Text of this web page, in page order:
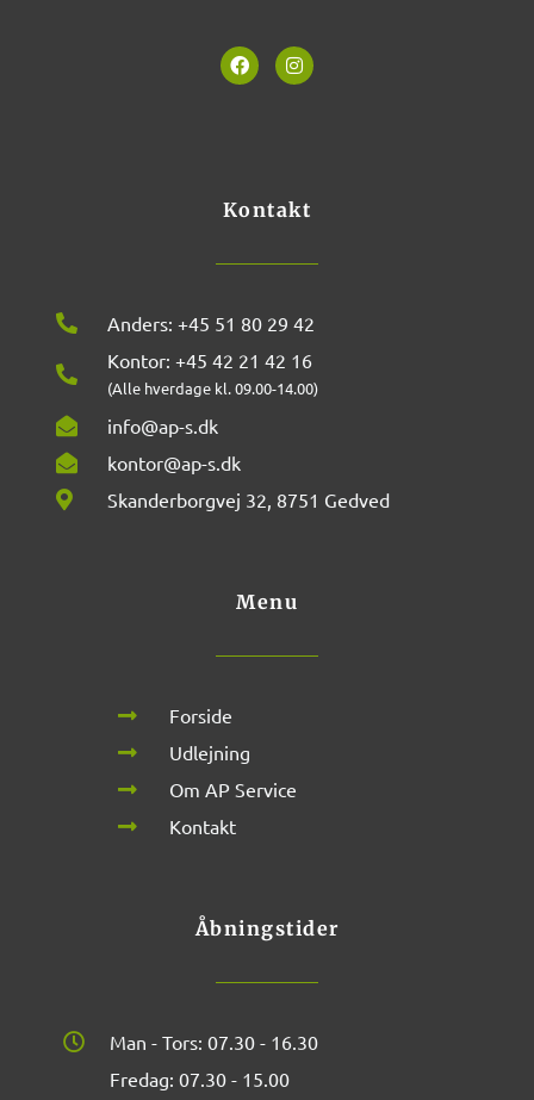
F
a
c
I
n
s
m
Kontakt
Anders: +45 51 80 29 42
Kontor: +45 42 21 42 16
(Alle hverdage kl. 09.00-14.00)
info@ap-s.dk
kontor@ap-s.dk
Skanderborgvej 32, 8751 Gedved
Menu
Forside
Udlejning
Om AP Service
Kontakt
Åbningstider
Man - Tors: 07.30 - 16.30
Fredag: 07.30 - 15.00